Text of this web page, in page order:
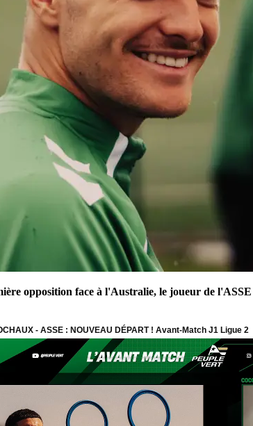
opposition face à l'Australie, le joueur de